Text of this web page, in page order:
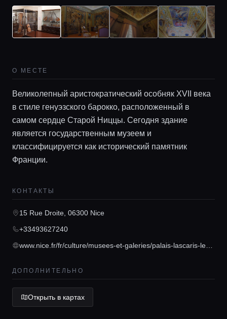
Главная
Локации
Гиды
Консьерж сервис
О МЕСТЕ
Великолепный аристократический особняк XVII века
в стиле генуэзского барокко, расположенный в
самом сердце Старой Ниццы. Сегодня здание
является государственным музеем и
классифицируется как исторический памятник
КОНТАКТЫ
15 Rue Droite, 06300 Nice
+33493627240
ДОПОЛНИТЕЛЬНО
Открыть в картах